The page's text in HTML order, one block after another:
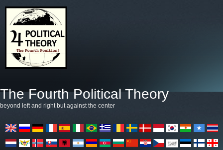
The Fourth Political Theory
beyond left and right but against the center